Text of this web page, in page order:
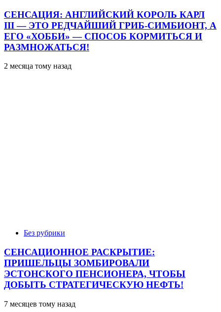
СЕНСАЦИЯ: АНГЛИЙСКИЙ КОРОЛЬ КАРЛ
III — ЭТО РЕДЧАЙШИЙ ГРИБ-СИМБИОНТ, А
ЕГО «ХОББИ» — СПОСОБ КОРМИТЬСЯ И
РАЗМНОЖАТЬСЯ!
2 месяца тому назад
Без рубрики
СЕНСАЦИОННОЕ РАСКРЫТИЕ:
ПРИШЕЛЬЦЫ ЗОМБИРОВАЛИ
ЭСТОНСКОГО ПЕНСИОНЕРА, ЧТОБЫ
ДОБЫТЬ СТРАТЕГИЧЕСКУЮ НЕФТЬ!
7 месяцев тому назад